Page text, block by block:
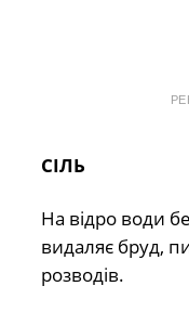
СІЛЬ
На відро води
видаляє бруд,
розводів.